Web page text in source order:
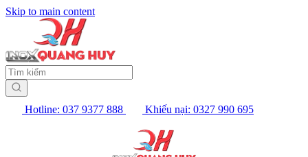
Skip to main content
Hotline: 037 9377 888 Khiếu nại: 0327 990 695